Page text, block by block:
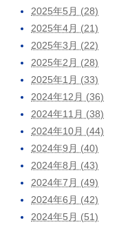
2025年5月 (28)
2025年4月 (21)
2025年3月 (22)
2025年2月 (28)
2025年1月 (33)
2024年12月 (36)
2024年11月 (38)
2024年10月 (44)
2024年9月 (40)
2024年8月 (43)
2024年7月 (49)
2024年6月 (42)
2024年5月 (51)